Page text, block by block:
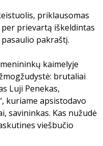
priklausomas
prievartą iškeldintas
pakraštį.
kaimelyje
brutaliai
Luji Penekas,
kuriame apsistodavo
savininkas. Kas nužudė
viešbučio